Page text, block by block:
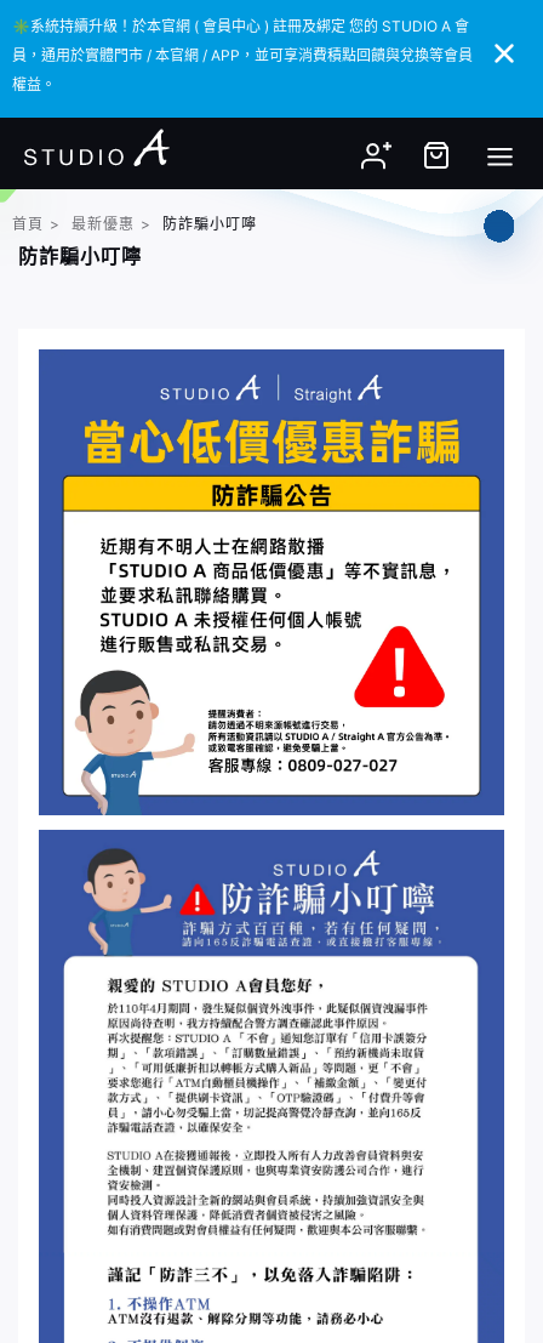
✳️系統持續升級！於本官網 ( 會員中心 ) 註冊及綁定 您的 STUDIO A 會
員，通用於實體門市 / 本官網 / APP，並可享消費積點回饋與兌換等會員
權益。
✳️系統持續升級！於本官網 ( 會員中心 ) 註冊及綁定 您的 STUDIO A 會
員，通用於實體門市 / 本官網 / APP，並可享消費積點回饋與兌換等會員
權益。
首頁 > 最新優惠 > 防詐騙小叮嚀
防詐騙小叮嚀